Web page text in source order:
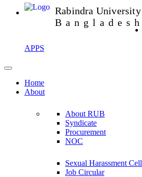
Rabindra University
Bangladesh
APPS
Home
About
About RUB
Syndicate
Procurement
NOC
Sexual Harassment Cell
Job Circular